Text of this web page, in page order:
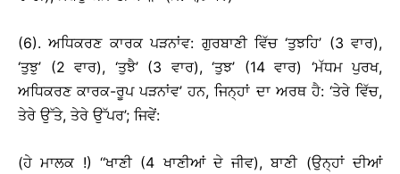
(6). ਅਧਿਕਰਣ ਕਾਰਕ ਪੜਨਾਂਵ: ਗੁਰਬਾਣੀ ਵਿੱਚ ‘ਤੁਝਹਿ’ (3 ਵਾਰ),
‘ਤੁਝੁ’ (2 ਵਾਰ), ‘ਤੁਝੈ’ (3 ਵਾਰ), ‘ਤੁਝ’ (14 ਵਾਰ) ‘ਮੱਧਮ ਪੁਰਖ,
ਅਧਿਕਰਣ ਕਾਰਕ-ਰੂਪ ਪੜਨਾਂਵ’ ਹਨ, ਜਿਨ੍ਹਾਂ ਦਾ ਅਰਥ ਹੈ: ‘ਤੇਰੇ ਵਿੱਚ,
ਤੇਰੇ ਉੱਤੇ, ਤੇਰੇ ਉੱਪਰ’; ਜਿਵੇਂ:
(ਹੇ ਮਾਲਕ !) ‘‘ਖਾਣੀ (4 ਖਾਣੀਆਂ ਦੇ ਜੀਵ), ਬਾਣੀ (ਉਨ੍ਹਾਂ ਦੀਆਂ